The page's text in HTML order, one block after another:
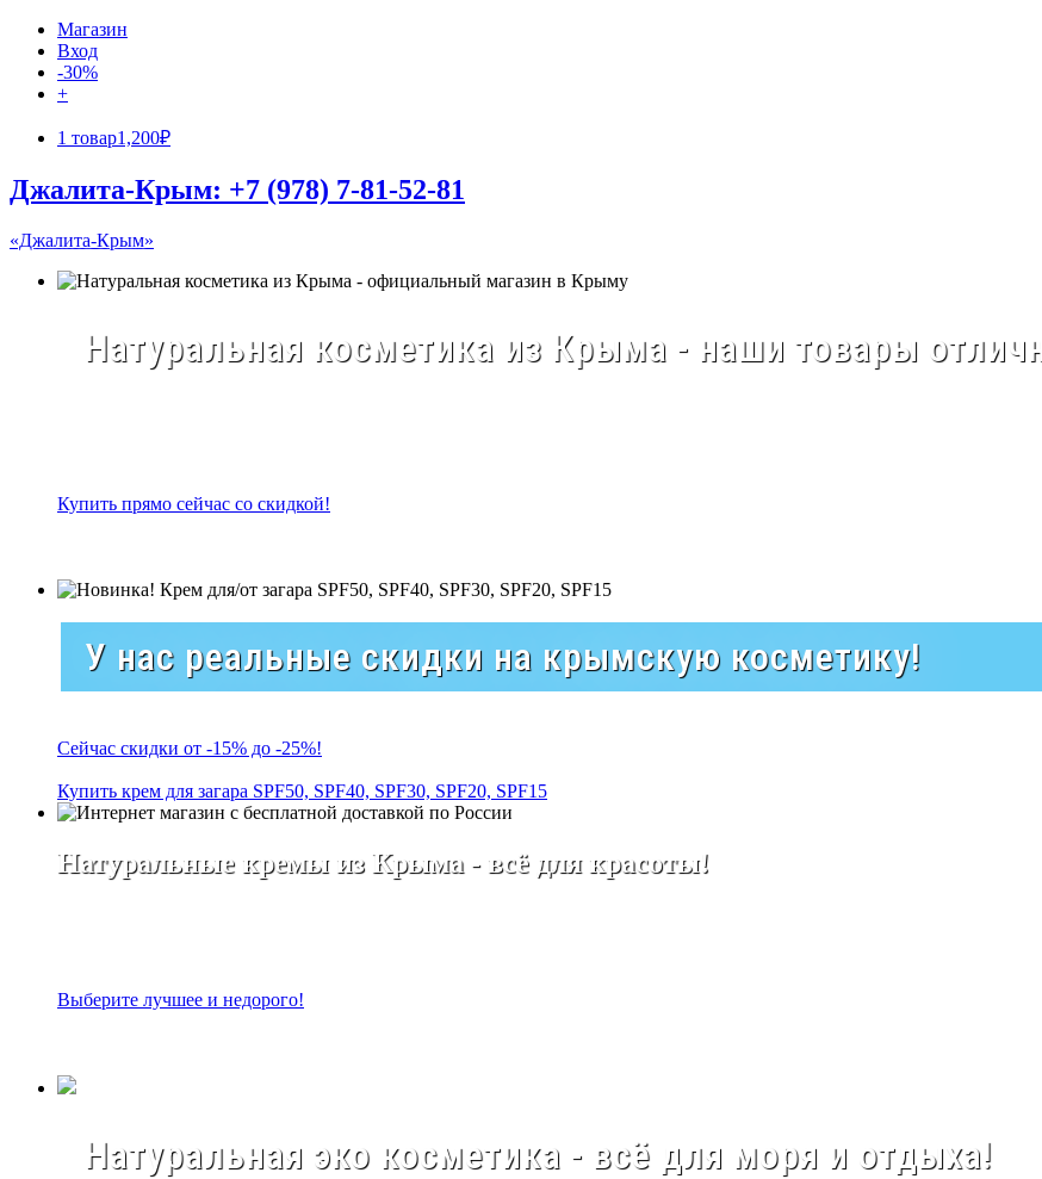
Магазин
Вход
-30%
+
1 товар1,200₽
Джалита-Крым: +7 (978) 7-81-52-81
«Джалита-Крым»
Натуральная косметика из Крыма - наши товары
Купить прямо сейчас со скидкой!
У нас реальные скидки на крымскую косметику!
Сейчас скидки от -15% до -25%!
Купить крем для загара SPF50, SPF40, SPF30, SPF20, SPF15
Натуральные кремы из Крыма - всё для красоты!
Выберите лучшее и недорого!
Натуральная эко косметика - всё для моря и отдыха!